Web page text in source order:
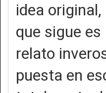
idea original,
que sigue es
relato
puesta en